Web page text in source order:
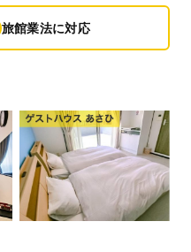
旅館業法に対応